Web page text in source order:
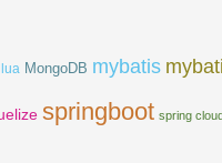
lua MongoDB mybatis
springboot spring